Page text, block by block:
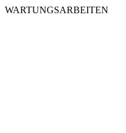
WARTUNGSARBEITEN